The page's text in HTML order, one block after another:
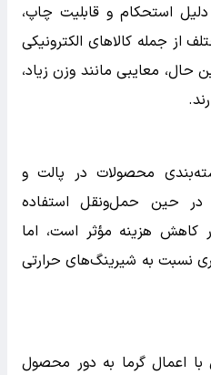
استحکام و قابلیت چاپ،
از جمله کالاهای الکترونیکی
معایبی مانند وزن زیاد،
محصولات در پالت و
در حین حمل‌ونقل استفاده
هزینه مؤثر است، اما
نسبت به شیرینگ‌های حرارتی
اعمال گرما به دور محصول